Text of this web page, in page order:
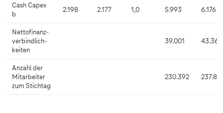
Cash Capex
b
2.198 2.177 1,0 5.993 6.176
Nettofinanz-
verbindlich-
keiten
39.001 43.368
Anzahl der
Mitarbeiter
zum Stichtag
230.392